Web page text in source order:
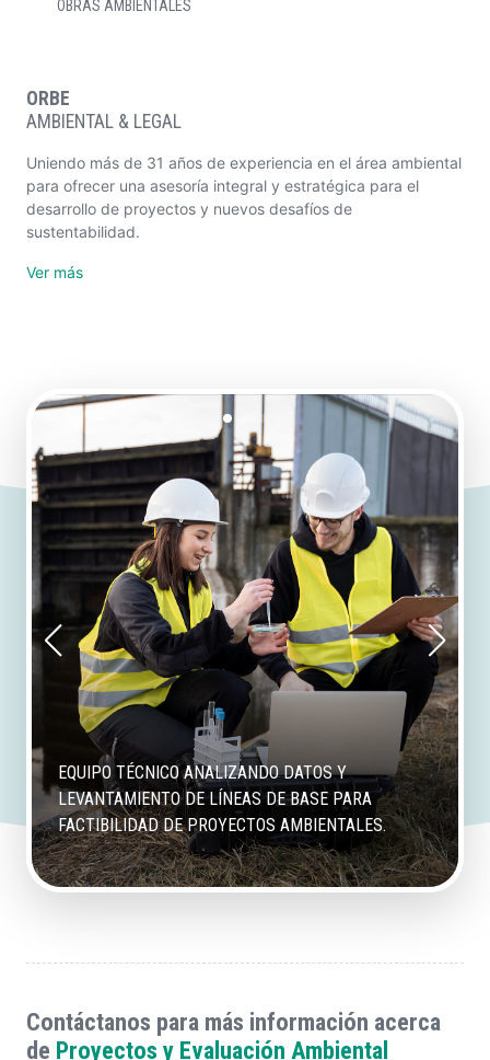
OBRAS AMBIENTALES
ORBE
AMBIENTAL & LEGAL
Uniendo más de 31 años de experiencia en el área ambiental
para ofrecer una asesoría integral y estratégica para el
desarrollo de proyectos y nuevos desafíos de
sustentabilidad.
Ver más
EQUIPO TÉCNICO ANALIZANDO DATOS Y
LEVANTAMIENTO DE LÍNEAS DE BASE PARA
FACTIBILIDAD DE PROYECTOS AMBIENTALES.
Contáctanos para más información acerca
de Proyectos y Evaluación Ambiental